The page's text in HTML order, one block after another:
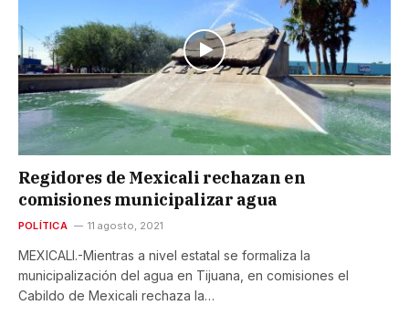
Regidores de Mexicali rechazan en
comisiones municipalizar agua
POLÍTICA 11 agosto, 2021
MEXICALI.-Mientras a nivel estatal se formaliza la
municipalización del agua en Tijuana, en comisiones el
Cabildo de Mexicali rechaza la…